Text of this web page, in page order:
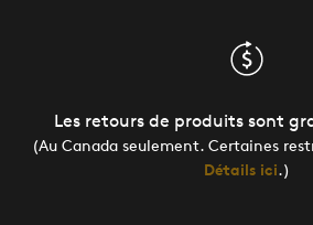
Les retours de produits sont
(Au Canada seulement. Certaines
Détails ici.)